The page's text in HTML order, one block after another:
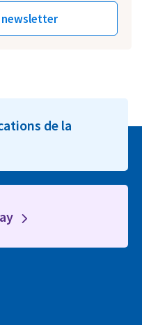
newsletter
de la